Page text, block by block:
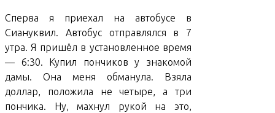
Сперва я приехал на автобусе в
Сиануквил. Автобус отправлялся в 7
утра. Я пришёл в установленное время
— 6:30. Купил пончиков у знакомой
дамы. Она меня обманула. Взяла
доллар, положила не четыре, а три
пончика. Ну, махнул рукой на это,